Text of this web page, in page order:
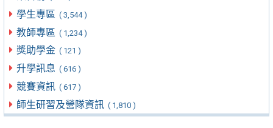
學生專區 ( 3,544 )
教師專區 ( 1,234 )
獎助學金 ( 121 )
升學訊息 ( 616 )
競賽資訊 ( 617 )
師生研習及營隊資訊 ( 1,810 )